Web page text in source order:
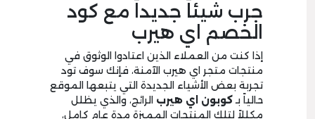
جرب شيئاً جديداً مع كود
الخصم اي هيرب
إذا كنت من العملاء الذين اعتادوا الوثوق في
منتجات متجر اي هيرب الآمنة، فإنك سوف تود
تجربة بعض الأشياء الجديدة التي يتبعها الموقع
حالياً بـكوبون اي هيرب الرائج، والذي يظلل
مكللاً لتلك المنتجات المميزة مدة عام كامل،